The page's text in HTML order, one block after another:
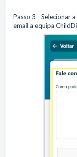
Passo 3 - Selecionar
email a equipa